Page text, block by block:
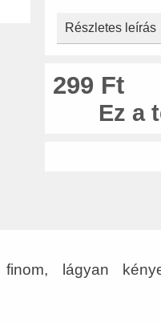
Részletes leírás
299 Ft
Ez a
finom, lágyan